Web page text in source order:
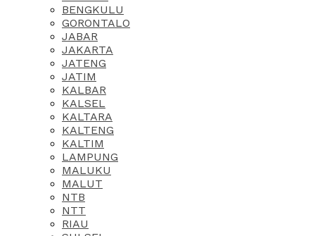
BENGKULU
GORONTALO
JABAR
JAKARTA
JATENG
JATIM
KALBAR
KALSEL
KALTARA
KALTENG
KALTIM
LAMPUNG
MALUKU
MALUT
NTB
NTT
RIAU